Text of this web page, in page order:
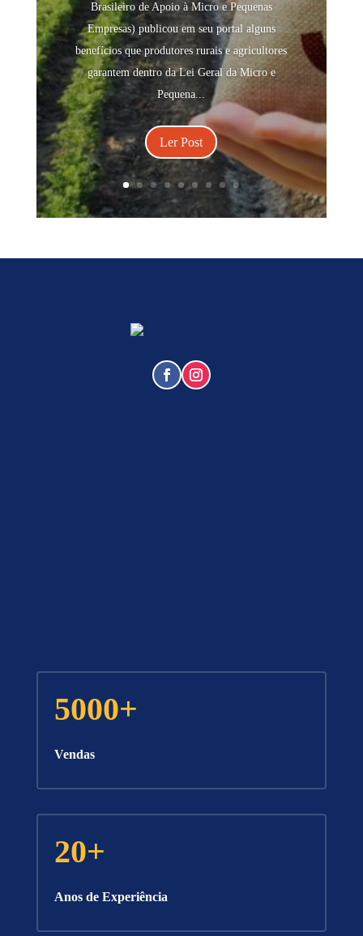
Brasileiro de Apoio à Micro e Pequenas
Empresas) publicou em seu portal alguns
benefícios que produtores rurais e agricultores
garantem dentro da Lei Geral da Micro e
Pequena...
Ler Post
5000+
Vendas
20+
Anos de Experiência